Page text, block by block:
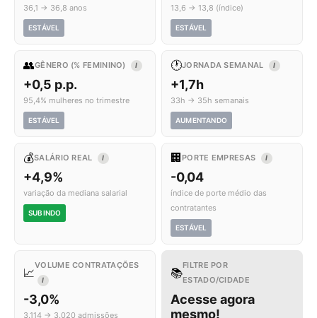
36,1 → 36,8 anos
ESTÁVEL
13,6 → 13,8 (índice)
ESTÁVEL
👥GÊNERO (% FEMININO) I
+0,5 p.p.
95,4% mulheres no trimestre
ESTÁVEL
🕐JORNADA SEMANAL I
+1,7h
33h → 35h semanais
AUMENTANDO
💰SALÁRIO REAL I
+4,9%
variação da mediana salarial
SUBINDO
🏢 PORTE EMPRESAS I
-0,04
índice de porte médio das
contratantes
ESTÁVEL
📈
VOLUME CONTRATAÇÕES
I
-3,0%
3.114 → 3.020 admissões
📚
FILTRE POR
ESTADO/CIDADE
Acesse agora
mesmo!